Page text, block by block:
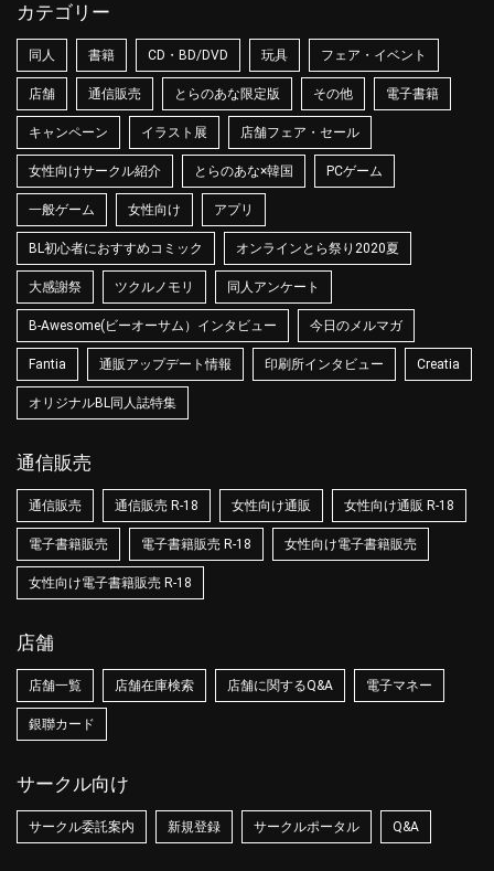
カテゴリー
同人 書籍 CD・BD/DVD 玩具 フェア・イベント
店舗 通信販売 とらのあな限定版 その他 電子書籍
キャンペーン イラスト展 店舗フェア・セール
女性向けサークル紹介 とらのあな×韓国 PCゲーム
一般ゲーム 女性向け アプリ
BL初心者におすすめコミック オンラインとら祭り2020夏
大感謝祭 ツクルノモリ 同人アンケート
B-Awesome(ビーオーサム）インタビュー 今日のメルマガ
Fantia 通販アップデート情報 印刷所インタビュー Creatia
オリジナルBL同人誌特集
通信販売
通信販売 通信販売 R-18 女性向け通販 女性向け通販 R-18
電子書籍販売 電子書籍販売 R-18 女性向け電子書籍販売
女性向け電子書籍販売 R-18
店舗
店舗一覧 店舗在庫検索 店舗に関するQ&A 電子マネー
銀聯カード
サークル向け
サークル委託案内 新規登録 サークルポータル Q&A